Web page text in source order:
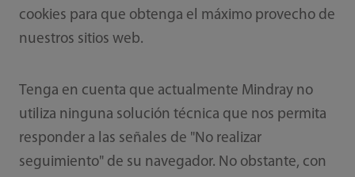
cookies para que obtenga el máximo provecho de
nuestros sitios web.
Tenga en cuenta que actualmente Mindray no
utiliza ninguna solución técnica que nos permita
responder a las señales de "No realizar
seguimiento" de su navegador. No obstante, con